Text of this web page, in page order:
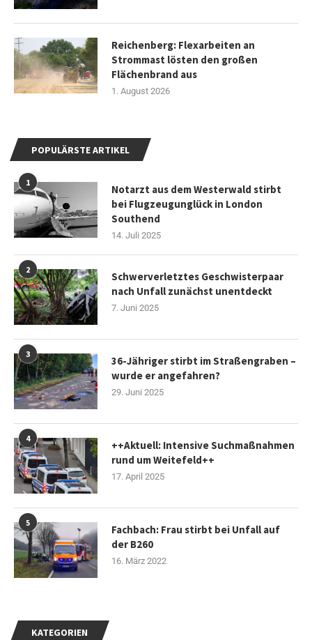
KATEGORIEN
Reichenberg: Flexarbeiten an
Strommast lösten den großen
Flächenbrand aus
1. August 2026
POPULÄRSTE ARTIKEL
1
Notarzt aus dem Westerwald stirbt
bei Flugzeugunglück in London
Southend
14. Juli 2025
2
Schwerverletztes Geschwisterpaar
nach Unfall zunächst unentdeckt
7. Juni 2025
3
36-Jähriger stirbt im Straßengraben –
wurde er angefahren?
29. Juni 2025
4
++Aktuell: Intensive Suchmaßnahmen
rund um Weitefeld++
17. April 2025
5
Fachbach: Frau stirbt bei Unfall auf
der B260
16. März 2022